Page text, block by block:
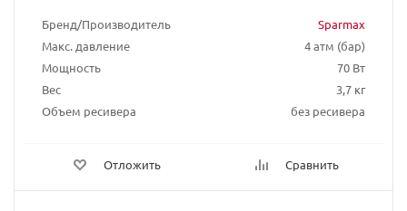
Бренд/Производитель
Sparmax
Макс. давление
4 атм (бар)
Мощность
70 Вт
Вес
3,7 кг
Объем ресивера
без ресивера
Отложить Сравнить